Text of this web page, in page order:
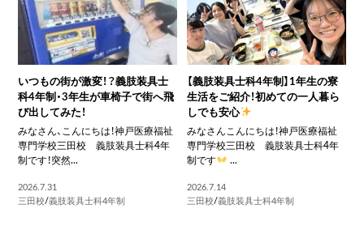
いつもの街が激変！？義肢装具士
科4年制・3年生が車椅子で街へ飛
び出してみた！
みなさん、こんにちは！神戸医療福祉
専門学校三田校 義肢装具士科4年
制です！突然...
2026.7.31
三田校/義肢装具士科4年制
【義肢装具士科4年制】1年生の寮
生活をご紹介！初めての一人暮ら
しでも安心
みなさんこんにちは！神戸医療福祉
専門学校三田校 義肢装具士科4年
制です
...
2026.7.14
三田校/義肢装具士科4年制